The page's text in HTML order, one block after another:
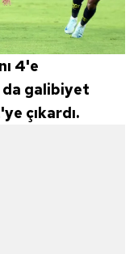
4'e
da galibiyet
çıkardı.